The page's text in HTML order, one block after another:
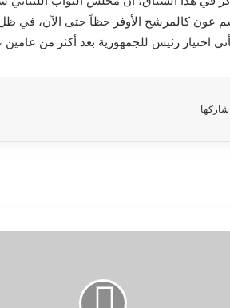
عون كالمرشح الأوفر حظاً حتى الآن، في
اختيار رئيس للجمهورية بعد أكثر من
شاركها